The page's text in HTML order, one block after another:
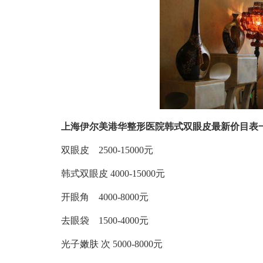
上海伊尔美港华整形医院韩式双眼皮最新价目表
双眼皮 2500-15000元
韩式双眼皮 4000-15000元
开眼角 4000-8000元
去眼袋 1500-4000元
光子嫩肤 次 5000-8000元